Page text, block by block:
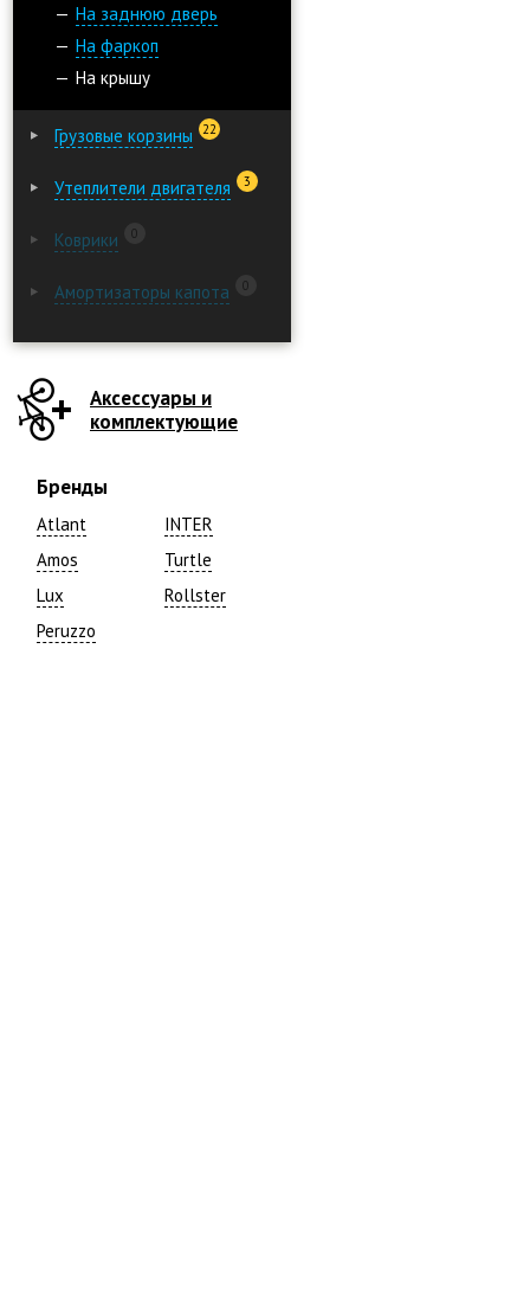
На заднюю дверь
На фаркоп
На крышу
Грузовые корзины 22
Утеплители двигателя 3
Коврики 0
Амортизаторы капота 0
Аксессуары и
комплектующие
Бренды
Atlant
Amos
Lux
Peruzzo
INTER
Turtle
Rollster